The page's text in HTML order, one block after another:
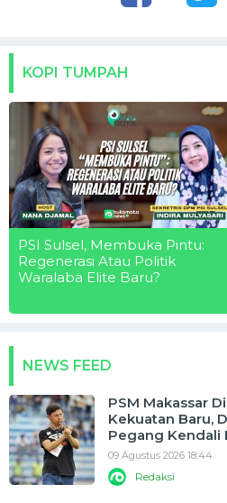
KOPI TUMPAH
PSI Sulsel, Membuka Pintu:
Regenerasi Atau Politik
Waralaba Elite Baru?
NEWS FEED
PSM Makassar
Kekuatan Baru,
Pegang Kendali
09 Agustus 2026 18:44
Redaksi